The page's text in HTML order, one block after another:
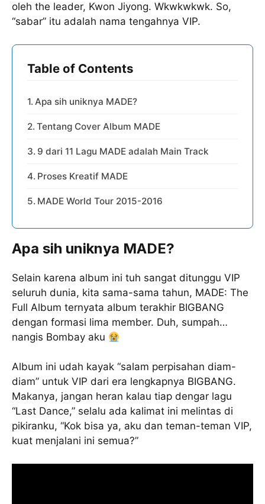
oleh the leader, Kwon Jiyong. Wkwkwkwk. So,
“sabar” itu adalah nama tengahnya VIP.
Table of Contents
Apa sih uniknya MADE?
Tentang Cover Album MADE
9 dari 11 Lagu MADE adalah Main Track
Proses Kreatif MADE
MADE World Tour 2015-2016
Apa sih uniknya MADE?
Selain karena album ini tuh sangat ditunggu VIP
seluruh dunia, kita sama-sama tahun, MADE: The
Full Album ternyata album terakhir BIGBANG
dengan formasi lima member. Duh, sumpah…
nangis Bombay aku
Album ini udah kayak “salam perpisahan diam-
diam” untuk VIP dari era lengkapnya BIGBANG.
Makanya, jangan heran kalau tiap dengar lagu
“Last Dance,” selalu ada kalimat ini melintas di
pikiranku, “Kok bisa ya, aku dan teman-teman VIP,
kuat menjalani ini semua?”